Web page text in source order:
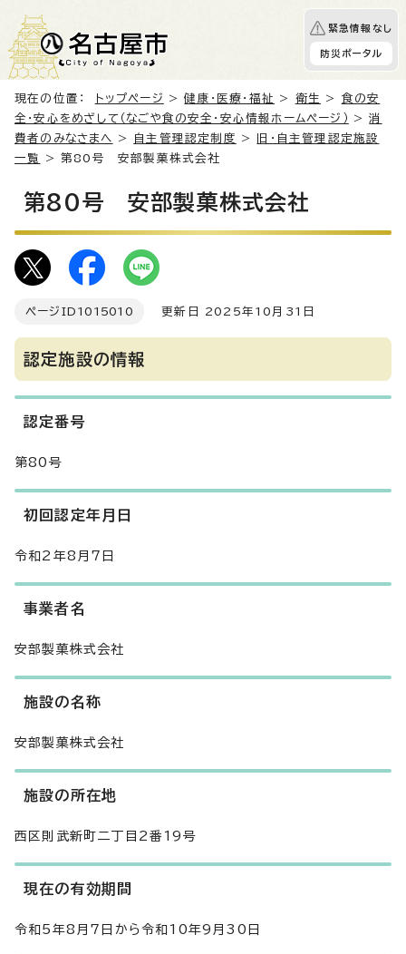
緊急情報なし
防災ポータル
現在の位置： トップページ >健康・医療・福祉 > 衛生 > 食の安
全・安心をめざして（なごや食の安全・安心情報ホームページ）
>消
費者のみなさまへ
> 自主管理認定制度 >
旧・自主管理認定施設
一覧
> 第80号 安部製菓株式会社
第80号 安部製菓株式会社
ページID 1015010 更新日 2025年10月31日
認定施設の情報
認定番号
第80号
初回認定年月日
令和2年8月7日
事業者名
安部製菓株式会社
施設の名称
安部製菓株式会社
施設の所在地
西区則武新町二丁目2番19号
現在の有効期間
令和5年8月7日から令和10年9月30日